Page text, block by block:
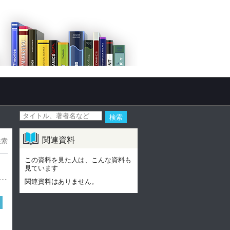
関連資料
この資料を見た人は、こんな資料も
見ています
関連資料はありません。